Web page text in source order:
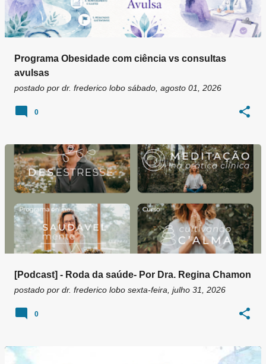
Programa Obesidade com ciência vs consultas
avulsas
postado por dr. frederico lobo sábado, agosto 01, 2026
0
[Podcast] - Roda da saúde- Por Dra. Regina Chamon
postado por dr. frederico lobo sexta-feira, julho 31, 2026
0